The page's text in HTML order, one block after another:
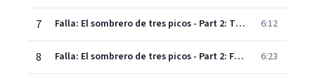
7 Falla: El sombrero de tres picos - Part 2: The Corregidor's Dance 6:12
8 Falla: El sombrero de tres picos - Part 2: Final dance 6:23